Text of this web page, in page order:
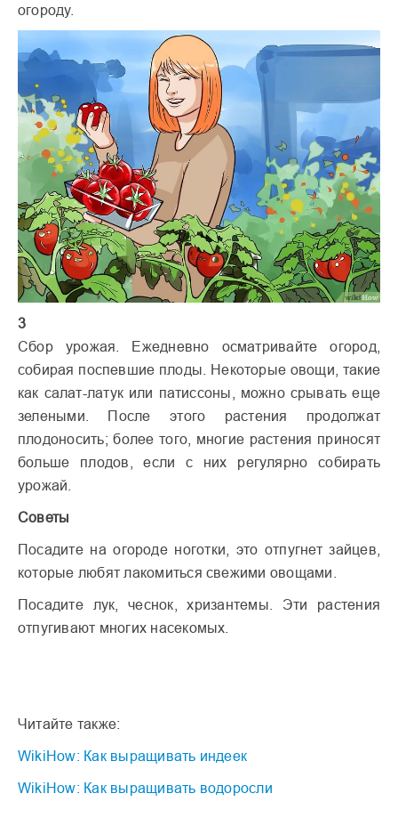
огороду.
3
Сбор урожая. Ежедневно осматривайте огород,
собирая поспевшие плоды. Некоторые овощи, такие
как салат-латук или патиссоны, можно срывать еще
зелеными. После этого растения продолжат
плодоносить; более того, многие растения приносят
больше плодов, если с них регулярно собирать
урожай.
Советы
Посадите на огороде ноготки, это отпугнет зайцев,
которые любят лакомиться свежими овощами.
Посадите лук, чеснок, хризантемы. Эти растения
отпугивают многих насекомых.
Читайте также:
WikiHow: Как выращивать индеек
WikiHow: Как выращивать водоросли